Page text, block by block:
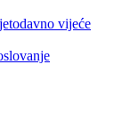
vijeće